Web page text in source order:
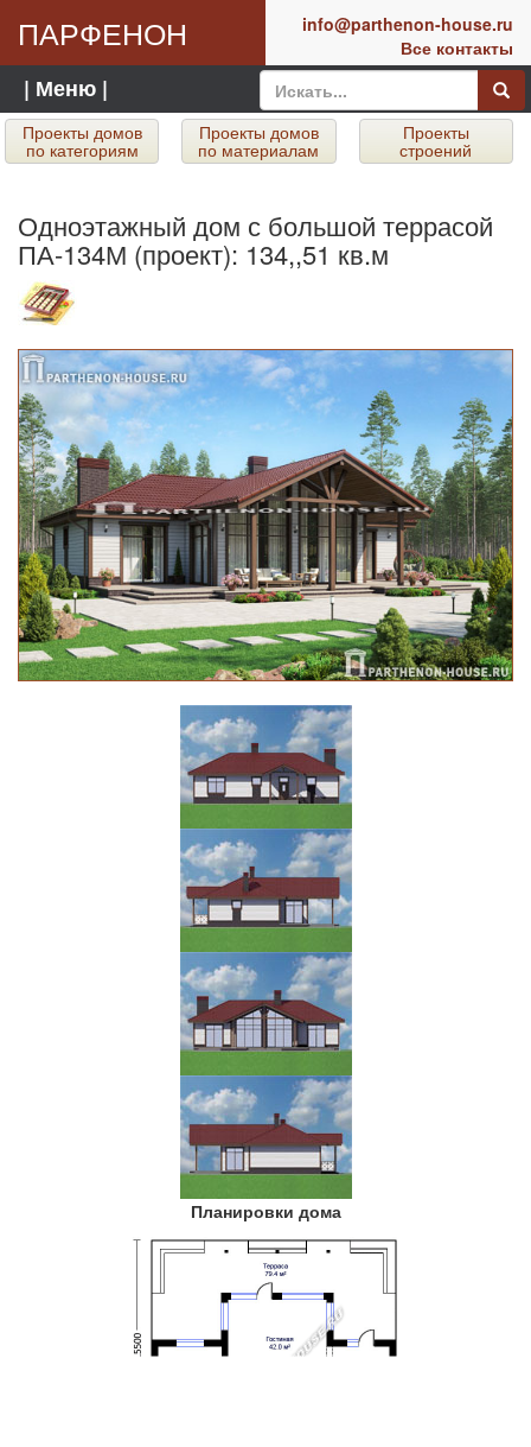
ПАРФЕНОН
info@parthenon-house.ru
Все контакты
| Меню |
Проекты домов
по категориям
Проекты домов
по материалам
Проекты
строений
Одноэтажный дом с большой террасой
ПА-134М (проект): 134,,51 кв.м
Планировки дома